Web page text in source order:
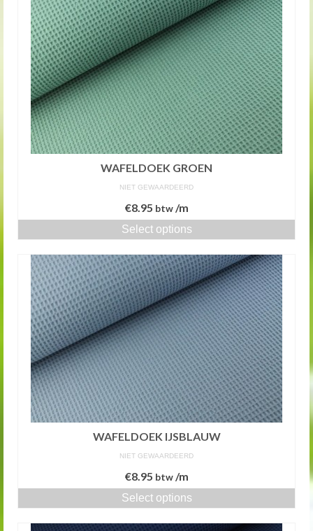
WAFELDOEK GROEN
NIET GEWAARDEERD
€8.95 btw/m
Select options
WAFELDOEK IJSBLAUW
NIET GEWAARDEERD
€8.95 btw/m
Select options